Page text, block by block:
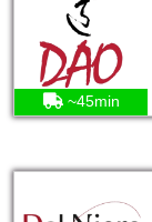
~45min